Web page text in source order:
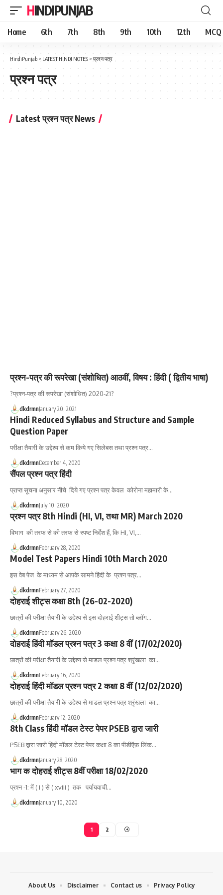
HINDIPUNJAB
Home 6th 7th 8th 9th 10th 12th MCQ
HindiPunjab > LATEST HINDI NOTES > प्रश्न पत्र
प्रश्न पत्र
Latest प्रश्न पत्र News
प्रश्न-पत्र की रूपरेखा (संशोधित) आठवीं, विषय : हिंदी ( द्वितीय भाषा)
?प्रश्न-पत्र की रूपरेखा (संशोधित) 2020-21?
dkdrmnJanuary 20, 2021
Hindi Reduced Syllabus and Structure and Sample
Question Paper
परीक्षा तैयारी के उद्देश्य से कम किये गए सिलेबस तथा प्रश्न पत्र…
dkdrmnDecember 4, 2020
सैंपल प्रश्न पत्र हिंदी
प्राप्त सूचना अनुसार नीचे दिये गए प्रश्न पत्र केवल कोरोना महामारी के…
dkdrmnJuly 10, 2020
प्रश्न पत्र 8th Hindi (HI, VI, तथा MR) March 2020
विभाग की तरफ से की तरफ से स्पष्ट निर्देश हैं, कि HI, VI,…
dkdrmnFebruary 28, 2020
Model Test Papers Hindi 10th March 2020
इस वेब पेज के माध्यम से आपके सामने हिंदी के प्रश्न पत्र…
dkdrmnFebruary 27, 2020
दोहराई शीट्स कक्षा 8th (26-02-2020)
छात्रों की परीक्षा तैयारी के उद्देश्य से इस दोहराई शीट्स तो ब्लॉग…
dkdrmnFebruary 26, 2020
दोहराई हिंदी मॉडल प्रश्न पत्र 3 कक्षा 8 वीं (17/02/2020)
छात्रों की परीक्षा तैयारी के उद्देश्य से माडल प्रश्न पत्र श्रृंखला का…
dkdrmnFebruary 16, 2020
दोहराई हिंदी मॉडल प्रश्न पत्र 2 कक्षा 8 वीं (12/02/2020)
छात्रों की परीक्षा तैयारी के उद्देश्य से माडल प्रश्न पत्र श्रृंखला का…
dkdrmnFebruary 12, 2020
8th Class हिंदी मॉडल टेस्ट पेपर PSEB द्वारा जारी
PSEB द्वारा जारी हिंदी मॉडल टेस्ट पेपर कक्षा 8 का पीडीऍफ़ लिंक…
dkdrmnJanuary 28, 2020
भाग क दोहराई शीट्स 8वीं परीक्षा 18/02/2020
प्रश्न -1: में ( i ) से ( xviii ) तक पर्यायवाची…
dkdrmnJanuary 10, 2020
1 2
About Us Disclaimer Contact us Privacy Policy